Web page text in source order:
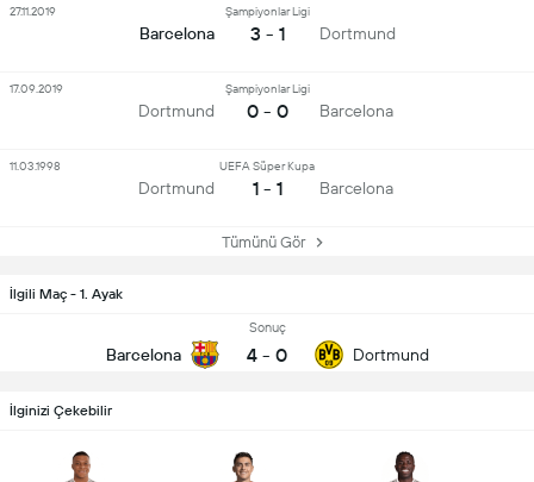
İlgili Maç - 1. Ayak
Barcelona
Sonuç
4 - 0 Dortmund
Barcelona
Şampiyonlar Ligi
3 - 1 Dortmund
27.11.2019
Dortmund
Şampiyonlar Ligi
0 - 0 Barcelona
17.09.2019
Dortmund
UEFA Süper Kupa
1 - 1 Barcelona
11.03.1998
Tümünü Gör
İlginizi Çekebilir